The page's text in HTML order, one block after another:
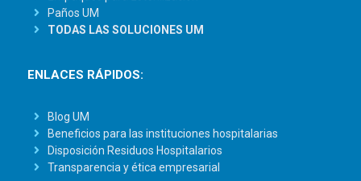
Paños UM
TODAS LAS SOLUCIONES UM
ENLACES RÁPIDOS:
Blog UM
Beneficios para las instituciones hospitalarias
Disposición Residuos Hospitalarios
Transparencia y ética empresarial